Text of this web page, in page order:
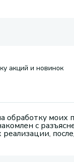
акций и новинок
обработку моих
с